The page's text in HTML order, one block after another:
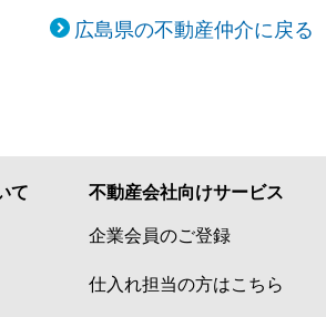
広島県の不動産仲介に戻る
て 不動産会社向けサービス
企業会員のご登録
仕入れ担当の方はこちら